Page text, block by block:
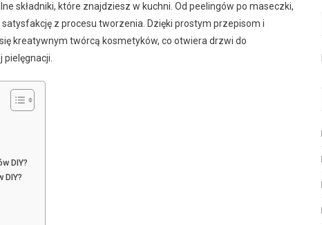
składniki, które znajdziesz w kuchni. Od peelingów po maseczki,
z procesu tworzenia. Dzięki prostym przepisom i
kreatywnym twórcą kosmetyków, co otwiera drzwi do
DIY?
DIY?